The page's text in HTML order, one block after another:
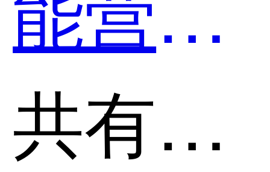
和蓦然
共有分类：AI智能销售增强软件